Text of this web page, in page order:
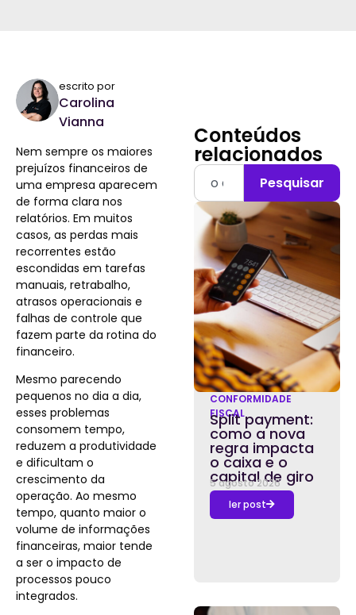
escrito por
Carolina
Vianna
Nem sempre os maiores
prejuízos financeiros de
uma empresa aparecem
de forma clara nos
relatórios. Em muitos
casos, as perdas mais
recorrentes estão
escondidas em tarefas
manuais, retrabalho,
atrasos operacionais e
falhas de controle que
fazem parte da rotina do
financeiro.
Mesmo parecendo
pequenos no dia a dia,
esses problemas
consomem tempo,
reduzem a produtividade
e dificultam o
crescimento da
operação. Ao mesmo
tempo, quanto maior o
volume de informações
financeiras, maior tende
a ser o impacto de
processos pouco
integrados.
Conteúdos
relacionados
Pesquisar
CONFORMIDADE
FISCAL
Split payment:
como a nova
regra impacta
o caixa e o
capital de giro
5 agosto 2026
ler post